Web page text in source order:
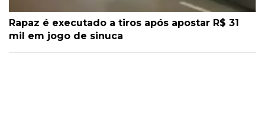
Rapaz é executado a tiros após apostar R$ 31
mil em jogo de sinuca